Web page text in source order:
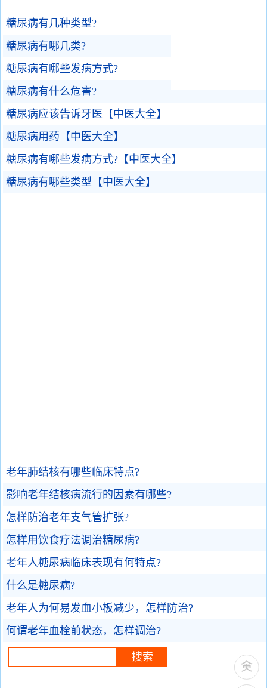
糖尿病有几种类型?
糖尿病有哪几类?
糖尿病有哪些发病方式?
糖尿病有什么危害?
糖尿病应该告诉牙医【中医大全】
糖尿病用药【中医大全】
糖尿病有哪些发病方式?【中医大全】
糖尿病有哪些类型【中医大全】
老年肺结核有哪些临床特点?
影响老年结核病流行的因素有哪些?
怎样防治老年支气管扩张?
怎样用饮食疗法调治糖尿病?
老年人糖尿病临床表现有何特点?
什么是糖尿病?
老年人为何易发血小板减少，怎样防治?
何谓老年血栓前状态，怎样调治?